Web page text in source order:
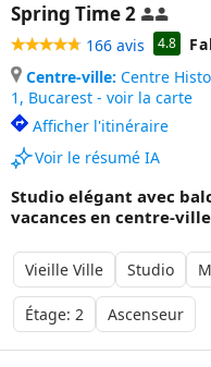
Spring Time 2
166 avis 4.8
Centre-ville: Centre
1, Bucarest - voir la carte
Afficher l'itinéraire
Voir le résumé IA
Studio elégant avec
vacances en centre-
Vieille Ville Studio
Étage: 2 Ascenseur